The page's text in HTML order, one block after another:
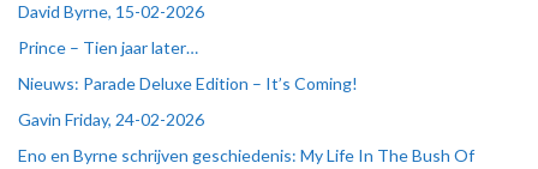
David Byrne, 15-02-2026
Prince – Tien jaar later…
Nieuws: Parade Deluxe Edition – It’s Coming!
Gavin Friday, 24-02-2026
Eno en Byrne schrijven geschiedenis: My Life In The Bush Of